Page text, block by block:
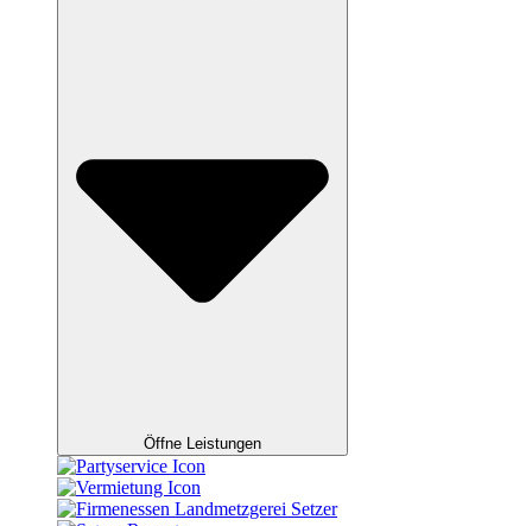
Öffne Leistungen